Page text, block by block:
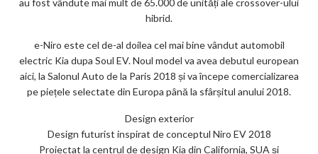
au fost vândute mai mult de 65.000 de unități ale crossover-ului
hibrid.
e-Niro este cel de-al doilea cel mai bine vândut automobil
electric Kia dupa Soul EV. Noul model va avea debutul european
aici, la Salonul Auto de la Paris 2018 și va începe comercializarea
pe piețele selectate din Europa până la sfârșitul anului 2018.
Design exterior
Design futurist inspirat de conceptul Niro EV 2018
Proiectat la centrul de design Kia din California, SUA și